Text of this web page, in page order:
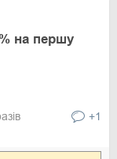
на першу
+1